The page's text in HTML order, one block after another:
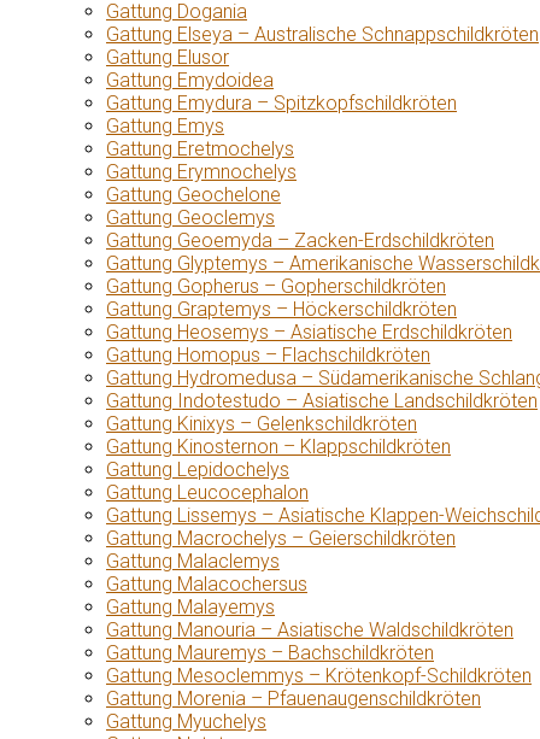
Gattung Dogania
Gattung Elseya – Australische Schnappschildkröten
Gattung Elusor
Gattung Emydoidea
Gattung Emydura – Spitzkopfschildkröten
Gattung Emys
Gattung Eretmochelys
Gattung Erymnochelys
Gattung Geochelone
Gattung Geoclemys
Gattung Geoemyda – Zacken-Erdschildkröten
Gattung Glyptemys – Amerikanische
Gattung Gopherus – Gopherschildkröten
Gattung Graptemys – Höckerschildkröten
Gattung Heosemys – Asiatische Erdschildkröten
Gattung Homopus – Flachschildkröten
Gattung Hydromedusa – Südamerikanische
Gattung Indotestudo – Asiatische Landschildkröten
Gattung Kinixys – Gelenkschildkröten
Gattung Kinosternon – Klappschildkröten
Gattung Lepidochelys
Gattung Leucocephalon
Gattung Lissemys – Asiatische Klappen-
Gattung Macrochelys – Geierschildkröten
Gattung Malaclemys
Gattung Malacochersus
Gattung Malayemys
Gattung Manouria – Asiatische Waldschildkröten
Gattung Mauremys – Bachschildkröten
Gattung Mesoclemmys – Krötenkopf-Schildkröten
Gattung Morenia – Pfauenaugenschildkröten
Gattung Myuchelys